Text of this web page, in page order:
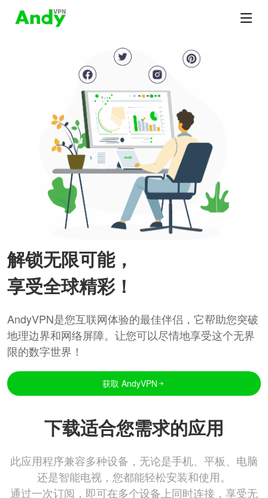
解锁无限可能，
享受全球精彩！
AndyVPN是您互联网体验的最佳伴侣，它帮助您突破
地理边界和网络屏障。让您可以尽情地享受这个无界
限的数字世界！
获取 AndyVPN
下载适合您需求的应用
此应用程序兼容多种设备，无论是手机、平板、电脑
还是智能电视，您都能轻松安装和使用。
通过一次订阅，即可在多个设备上同时连接，享受无